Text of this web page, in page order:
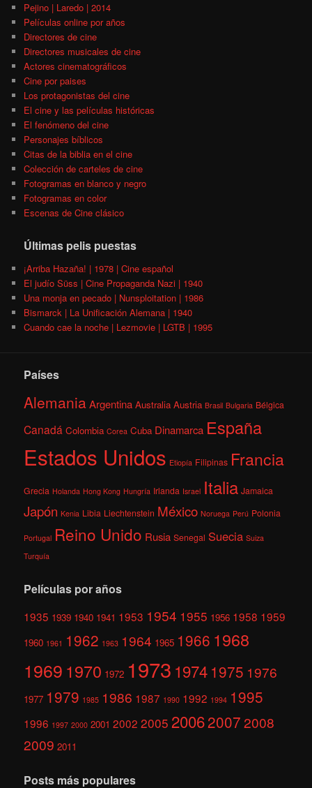
Pejino | Laredo | 2014
Películas online por años
Directores de cine
Directores musicales de cine
Actores cinematográficos
Cine por paises
Los protagonistas del cine
El cine y las películas históricas
El fenómeno del cine
Personajes bíblicos
Citas de la biblia en el cine
Colección de carteles de cine
Fotogramas en blanco y negro
Fotogramas en color
Escenas de Cine clásico
Últimas pelis puestas
¡Arriba Hazaña! | 1978 | Cine español
El judío Süss | Cine Propaganda Nazi | 1940
Una monja en pecado | Nunsploitation | 1986
Bismarck | La Unificación Alemana | 1940
Cuando cae la noche | Lezmovie | LGTB | 1995
Países
AlemaniaArgentina Australia Austria Brasil Bulgaria Bélgica
Canadá Colombia Corea Cuba Dinamarca España
Estados Unidos Etiopía Filipinas Francia
Grecia Holanda Hong Kong Hungría Irlanda Israel Italia Jamaica
Japón Kenia Libia Liechtenstein México Noruega Perú Polonia
Portugal Reino Unido Rusia Senegal Suecia Suiza
Turquía
Películas por años
1935 1939 1940 1941 1953 1954 1955 1956 1958 1959
1960 1961 1962 1963 1964 1965 1966 1968
1969 1970 1972 1973 1974 1975 1976
1977 1979 1985 1986 1987 1990 1992 1994 1995
1996 1997 2000 2001 2002 2005 200620072008
2009 2011
Posts más populares